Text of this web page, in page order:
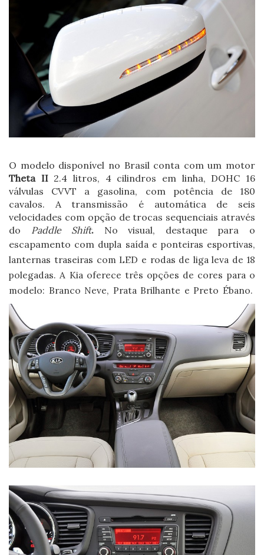
O modelo disponível no Brasil conta com um motor
Theta II2.4 litros, 4 cilindros em linha, DOHC 16
válvulas CVVT a gasolina, com potência de 180
cavalos. A transmissão é automática de seis
velocidades com opção de trocas sequenciais através
do
Paddle Shift. No visual, destaque para o
escapamento com dupla saída e ponteiras esportivas,
lanternas traseiras com LED e rodas de liga leva de 18
polegadas. A Kia oferece três opções de cores para o
modelo: Branco Neve, Prata Brilhante e Preto Ébano.